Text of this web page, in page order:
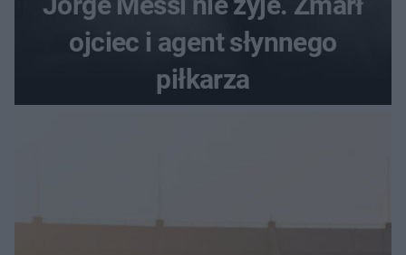
ojciec i agent słynnego
piłkarza